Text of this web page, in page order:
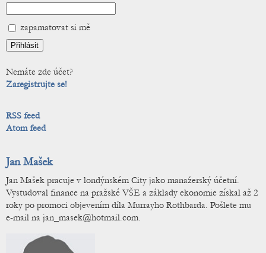
zapamatovat si mě
Nemáte zde účet?
Zaregistrujte se!
RSS feed
Atom feed
Jan Mašek
Jan Mašek pracuje v londýnském City jako manažerský účetní.
Vystudoval finance na pražské VŠE a základy ekonomie získal až 2
roky po promoci objevením díla Murrayho Rothbarda. Pošlete mu
e-mail na jan_masek@hotmail.com.